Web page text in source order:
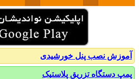
نصب پنل خورشیدی
دستگاه تزریق پلاستیک